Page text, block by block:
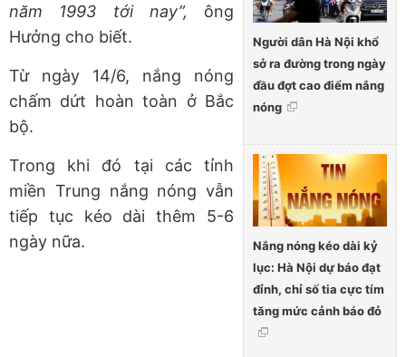
Người dân Hà Nội khổ
sở ra đường trong ngày
đầu đợt cao điểm nắng
nóng
Nắng nóng kéo dài kỷ
lục: Hà Nội dự báo đạt
đỉnh, chỉ số tia cực tím
tăng mức cảnh báo đỏ
năm 1993 tới nay”, ông
Hưởng cho biết.
Từ ngày 14/6, nắng nóng
chấm dứt hoàn toàn ở Bắc
bộ.
Trong khi đó tại các tỉnh
miền Trung nắng nóng vẫn
tiếp tục kéo dài thêm 5-6
ngày nữa.